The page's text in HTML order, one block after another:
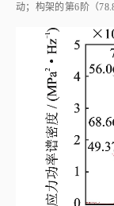
动；构架的第6阶（